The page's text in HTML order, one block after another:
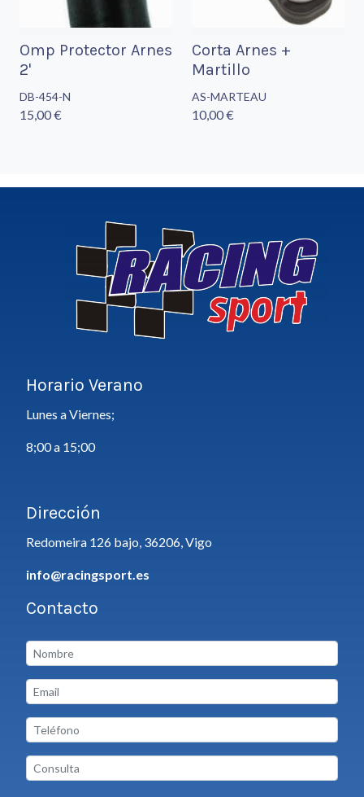
Omp Protector Arnes
2'
DB-454-N
15,00 €
Corta Arnes +
Martillo
AS-MARTEAU
10,00 €
Horario Verano
Lunes a Viernes;
8;00 a 15;00
Dirección
Redomeira 126 bajo, 36206, Vigo
info@racingsport.es
Contacto